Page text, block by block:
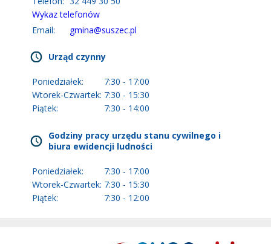
Wykaz telefonów
Email:
gmina@suszec.pl
Urząd czynny
Poniedziałek:
7:30 - 17:00
Wtorek-Czwartek: 7:30 - 15:30
Piątek:
7:30 - 14:00
Godziny pracy urzędu stanu cywilnego i
biura ewidencji ludności
Poniedziałek:
7:30 - 17:00
Wtorek-Czwartek: 7:30 - 15:30
Piątek:
7:30 - 12:00